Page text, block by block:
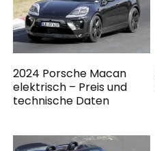
2024 Porsche Macan
elektrisch – Preis und
technische Daten